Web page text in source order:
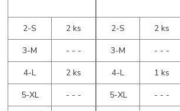
2-S
2 ks
3-M
- - -
4-L
2 ks
5-XL
- - -
2-S
2 ks
3-M
- - -
4-L
1 ks
5-XL
- - -